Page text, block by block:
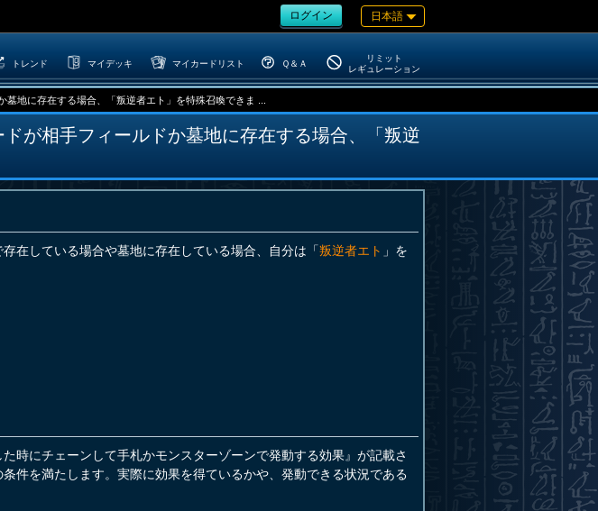
ログイン 日本語
トレンド マイデッキ マイカードリスト Ｑ＆Ａ
リミット
レギュレーション
地に存在する場合、「叛逆者エト」を特殊召喚できま ...
が相手フィールドか墓地に存在する場合、「叛逆
在している場合や墓地に存在している場合、自分は「叛逆者エト 」を
時にチェーンして手札かモンスターゾーンで発動する効果』が記載さ
条件を満たします。実際に効果を得ているかや、発動できる状況である